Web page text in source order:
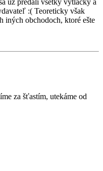
:( Teoreticky však
iných obchodoch, ktoré ešte
za šťastím, utekáme od